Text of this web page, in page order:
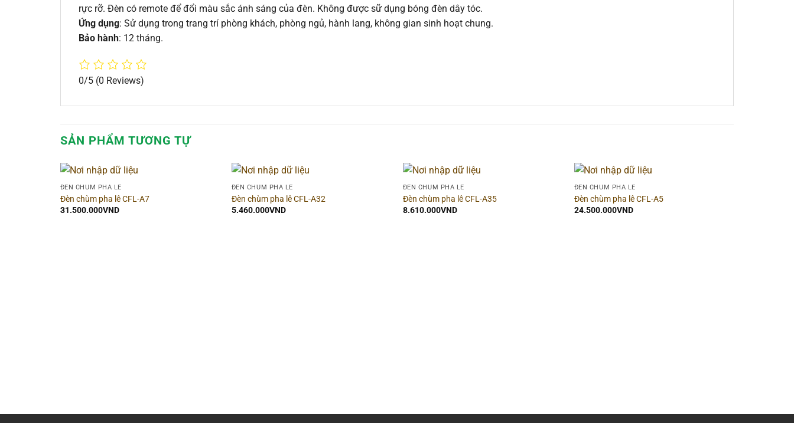
rực rỡ. Đèn có remote để đổi màu sắc ánh sáng của đèn. Không được sữ dụng bóng đèn dây tóc.
Ứng dụng: Sử dụng trong trang trí phòng khách, phòng ngủ, hành lang, không gian sinh hoạt chung.
Bảo hành: 12 tháng.
0/5 (0 Reviews)
SẢN PHẨM TƯƠNG TỰ
ĐÈN CHÙM PHA LÊ
Đèn chùm pha lê CFL-A7
31.500.000VND
ĐÈN CHÙM PHA LÊ
Đèn chùm pha lê CFL-A32
5.460.000VND
ĐÈN CHÙM PHA LÊ
Đèn chùm pha lê CFL-A35
8.610.000VND
ĐÈN CHÙM PHA LÊ
Đèn chùm pha lê CFL-A5
24.500.000VND